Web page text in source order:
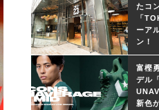
たコ
「
ーア
ン！
富樫
デル
新色